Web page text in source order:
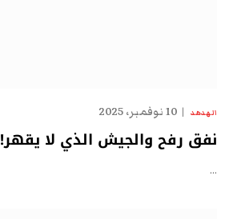
الهدهد 10 نوفمبر، 2025
نفق رفح والجيش الذي لا يقهر!
…